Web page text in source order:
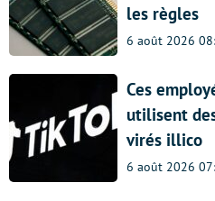
les règles
6 août 2026
Ces
utilisent
virés illico
6 août 2026